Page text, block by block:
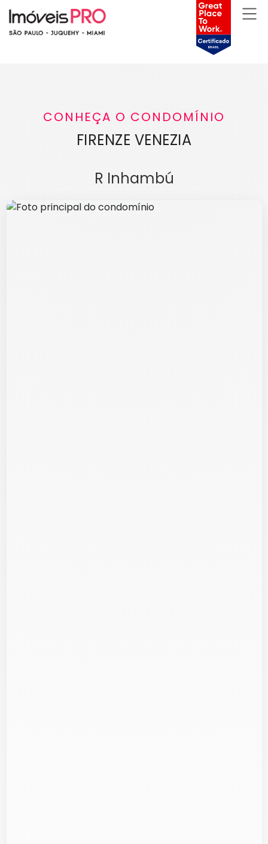
CONHEÇA O CONDOMÍNIO
FIRENZE VENEZIA
R Inhambú